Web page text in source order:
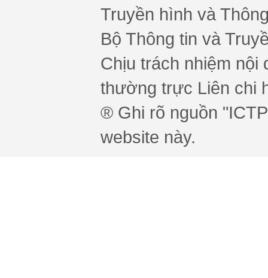
Truyền hình và
Bộ Thông tin và
Chịu trách nhiệm nội
thường trực Liên chi
® Ghi rõ nguồn
website này.